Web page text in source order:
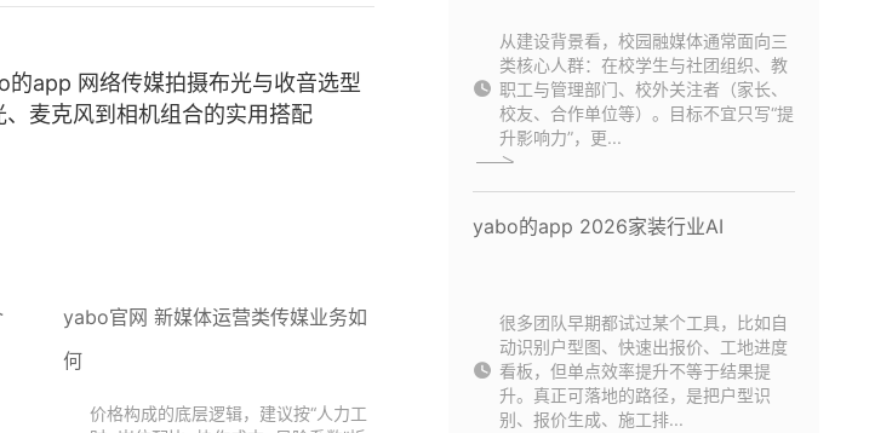
的app 网络传媒拍摄布光与收音选型
麦克风到相机组合的实用搭配
yabo官网 新媒体运营类传媒业务如
何
价格构成的底层逻辑，建议按“人力工
从建设背景看，校园融媒体通常面向三
类核心人群：在校学生与社团组织、教
职工与管理部门、校外关注者（家长、
校友、合作单位等）。目标不宜只写“提
升影响力”，更...
yabo的app 2026家装行业AI
很多团队早期都试过某个工具，比如自
动识别户型图、快速出报价、工地进度
看板，但单点效率提升不等于结果提
升。真正可落地的路径，是把户型识
别、报价生成、施工排...